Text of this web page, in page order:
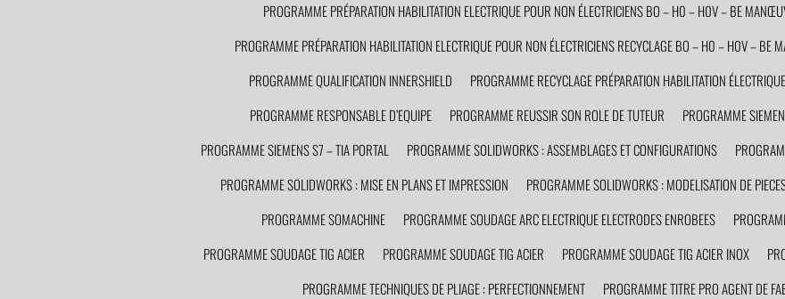
PROGRAMME PRÉPARATION HABILITATION ELECTRIQUE POUR NON ÉLECTRICIENS BO – H0 – H0V – BE
PROGRAMME PRÉPARATION HABILITATION ELECTRIQUE POUR NON ÉLECTRICIENS RECYCLAGE BO – H0 – H0V – BE
PROGRAMME QUALIFICATION INNERSHIELD
PROGRAMME RECYCLAGE PRÉPARATION HABILITATION
PROGRAMME RESPONSABLE D’EQUIPE
PROGRAMME REUSSIR SON ROLE DE TUTEUR
PROGRAMME
PROGRAMME SIEMENS S7 – TIA PORTAL
PROGRAMME SOLIDWORKS : ASSEMBLAGES ET CONFIGURATIONS
PROGRAMME SOLIDWORKS : MISE EN PLANS ET IMPRESSION
PROGRAMME SOLIDWORKS : MODELISATION DE
PROGRAMME SOMACHINE
PROGRAMME SOUDAGE ARC ELECTRIQUE ELECTRODES ENROBEES
PROGRAMME SOUDAGE TIG ACIER
PROGRAMME SOUDAGE TIG ACIER PROGRAMME SOUDAGE TIG ACIER INOX
PROGRAMME TECHNIQUES DE PLIAGE : PERFECTIONNEMENT
PROGRAMME TITRE PRO AGENT DE